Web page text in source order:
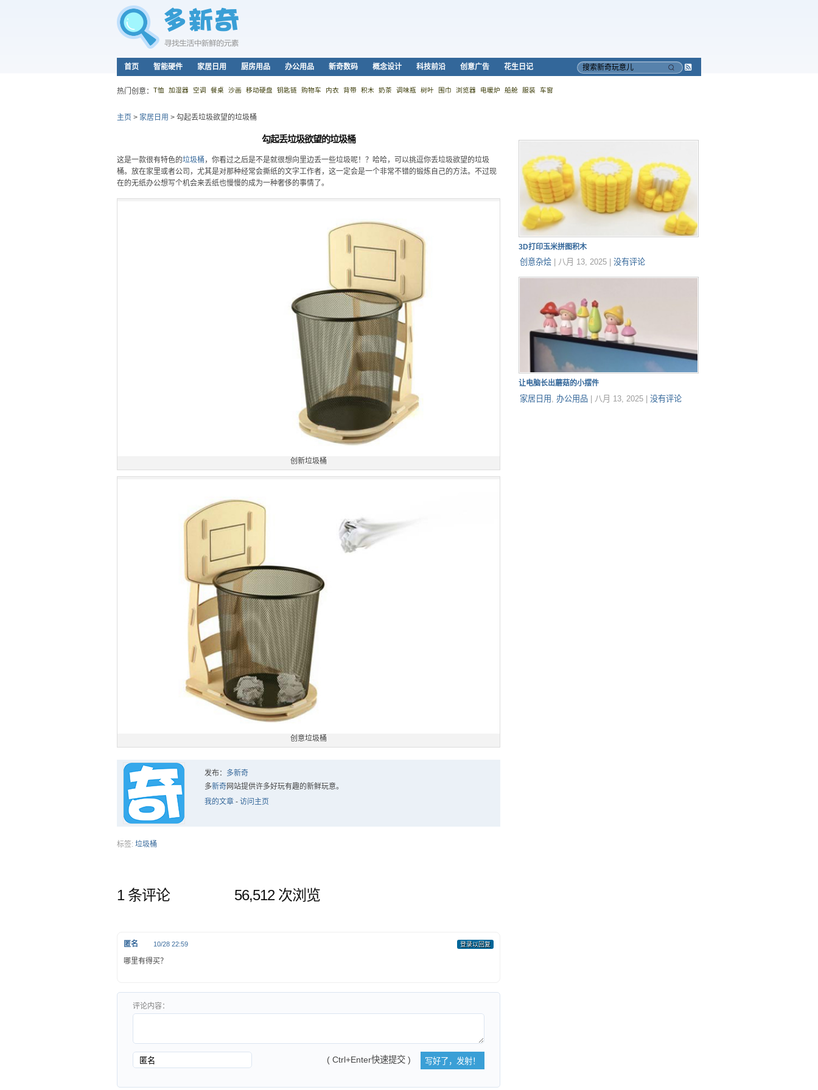
首页 智能硬件 家居日用 厨房用品 办公用品 新奇数码 概念设计 科技前沿 创意广告 花生日记
Subscribe
搜
热门创意： T恤 加湿器 空调 餐桌 沙画 移动硬盘 钥匙链 购物车 内衣 背带 积木 奶茶 调味瓶 树叶 围巾 浏览器 电暖炉 船舱 服装 车窗
主页 > 家居日用 > 勾起丢垃圾欲望的垃圾桶
勾起丢垃圾欲望的垃圾桶
这是一款很有特色的垃圾桶 ，你看过之后是不是就很想向里边丢一些垃圾呢！？哈哈，可以挑逗你丢垃圾欲望的垃圾
桶。放在家里或者公司，尤其是对那种经常会撕纸的文字工作者，这一定会是一个非常不错的锻炼自己的方法。不过现
在的无纸办公想写个机会来丢纸也慢慢的成为一种奢侈的事情了。
创新垃圾桶
创意垃圾桶
发布： 多新奇
多新奇网站提供许多好玩有趣的新鲜玩意。
我的文章 - 访问主页
标签: 垃圾桶
1 条评论 56,512 次浏览
匿名 10/28 22:59
哪里有得买？
登录以回复
评论内容：
( Ctrl+Enter快速提交 )
3D打印玉米拼图积木
创意杂烩 八月 13, 2025 没有评论
让电脑长出蘑菇的小摆件
家居日用 办公用品 八月 13, 2025 没有评论